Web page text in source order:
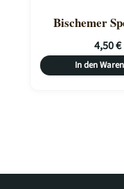
Bischemer
4,50€
In den